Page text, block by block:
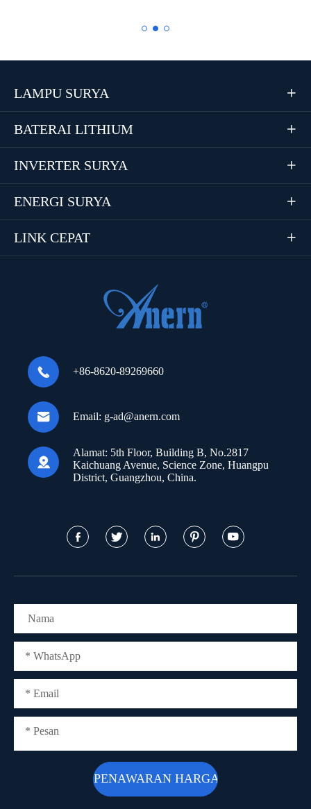
LAMPU SURYA 
BATERAI LITHIUM 
INVERTER SURYA 
ENERGI SURYA 
LINK CEPAT 
 +86-8620-89269660
 Email: g-ad@anern.com

Alamat: 5th Floor, Building B, No.2817
Kaichuang Avenue, Science Zone, Huangpu
District, Guangzhou, China.
    